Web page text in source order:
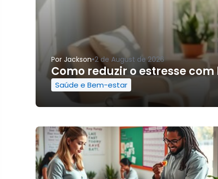
Por Jackson•2 de August de 2026
Como reduzir o estresse
Saúde e Bem-estar